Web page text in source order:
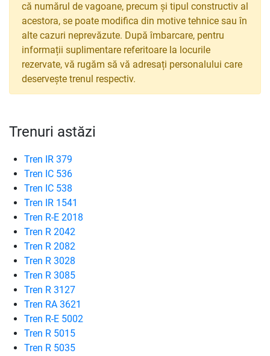
că numărul de vagoane, precum și tipul constructiv al
acestora, se poate modifica din motive tehnice sau în
alte cazuri neprevăzute. După îmbarcare, pentru
informații suplimentare referitoare la locurile
rezervate, vă rugăm să vă adresați personalului care
deservește trenul respectiv.
Trenuri astăzi
Tren IR 379
Tren IC 536
Tren IC 538
Tren IR 1541
Tren R-E 2018
Tren R 2042
Tren R 2082
Tren R 3028
Tren R 3085
Tren R 3127
Tren RA 3621
Tren R-E 5002
Tren R 5015
Tren R 5035